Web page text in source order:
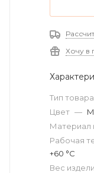
Хочу в
Тип товара
Цвет —
Материал
Рабочая
+60 °C
Вес